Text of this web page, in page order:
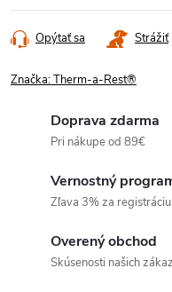
Opýtať sa Strážiť
Značka:Therm-a-Rest®
Doprava zdarma
Pri nákupe od 89€
Vernostný
Zľava 3% za
Overený obchod
Skúsenosti našich